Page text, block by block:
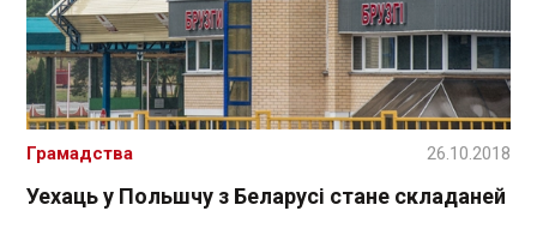
Уехаць у Польшчу з Беларусі стане складаней
Грамадства 26.10.2018